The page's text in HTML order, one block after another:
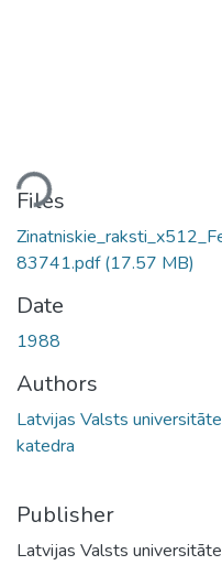
Files
83741.pdf(17.57 MB)
Date
1988
Authors
Latvijas Valsts
katedra
Publisher
Latvijas Valsts universitāte